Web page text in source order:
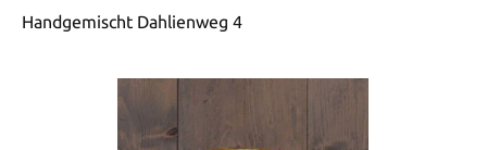
Handgemischt Dahlienweg 4